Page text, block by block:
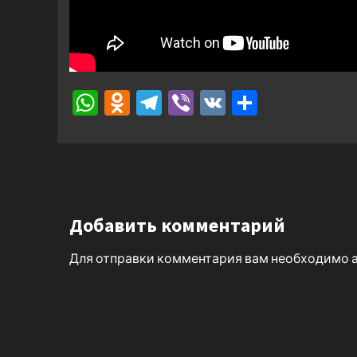
WhatsApp
Odnoklassniki
Telegram
Viber
VK
Добавить комментарий
Для отправки комментария вам необходимо